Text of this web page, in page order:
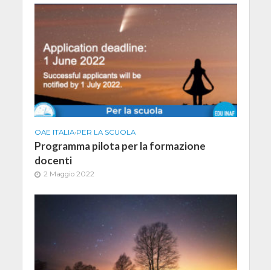
OAE ITALIA•PER LA SCUOLA
Programma pilota per la formazione
docenti
2 Maggio 2022